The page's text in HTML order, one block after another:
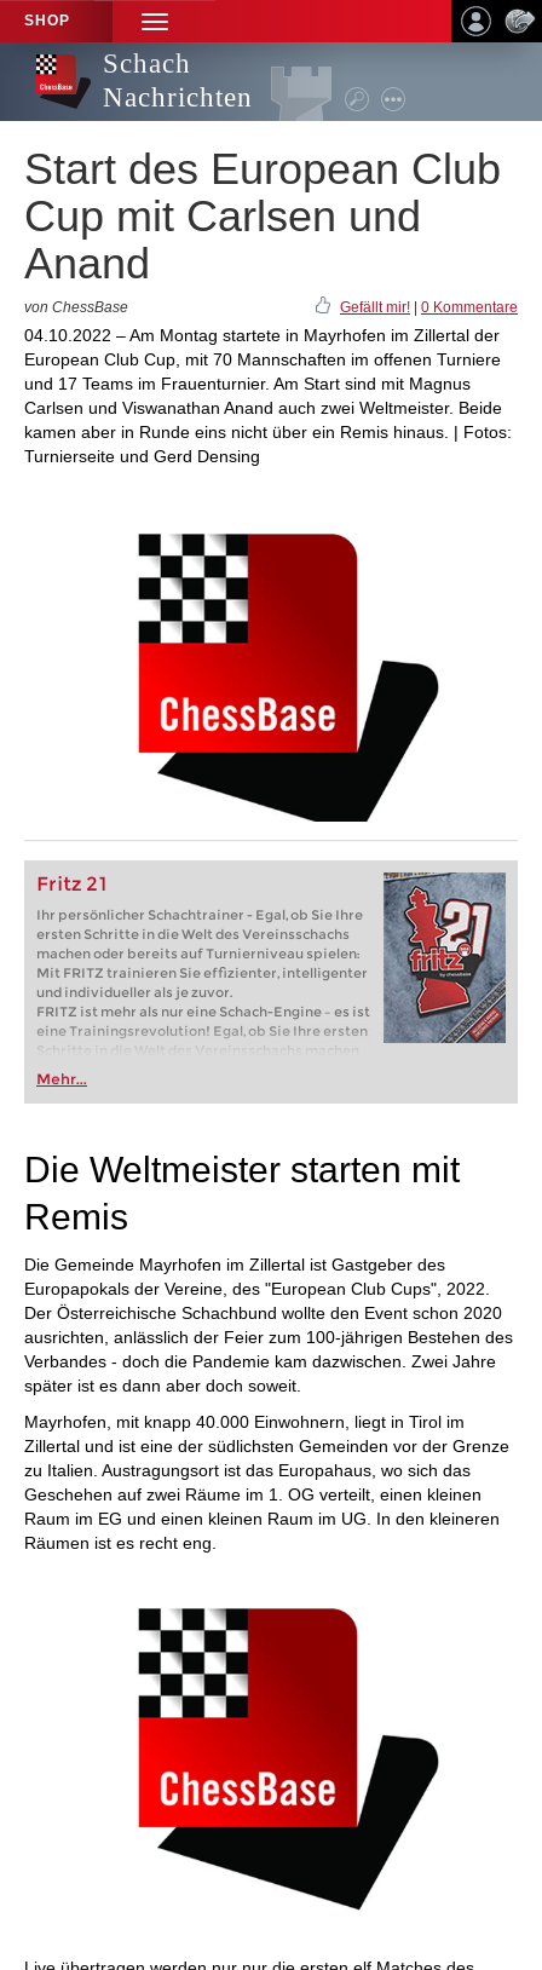
SHOP
TOGGLE
NAVIGATION
Schach
Nachrichten
Start des European Club
Cup mit Carlsen und
Anand
von ChessBase Gefällt mir! 0 Kommentare
04.10.2022 – Am Montag startete in Mayrhofen im Zillertal der
European Club Cup, mit 70 Mannschaften im offenen Turniere
und 17 Teams im Frauenturnier. Am Start sind mit Magnus
Carlsen und Viswanathan Anand auch zwei Weltmeister. Beide
kamen aber in Runde eins nicht über ein Remis hinaus. | Fotos:
Turnierseite und Gerd Densing
Fritz 21
Ihr persönlicher Schachtrainer - Egal, ob Sie Ihre
ersten Schritte in die Welt des Vereinsschachs
machen oder bereits auf Turnierniveau spielen:
Mit FRITZ trainieren Sie effizienter, intelligenter
und individueller als je zuvor.
FRITZ ist mehr als nur eine Schach-Engine – es ist
eine Trainingsrevolution! Egal, ob Sie Ihre ersten
Schritte in die Welt des Vereinsschachs machen
oder bereits auf Turnierniveau spielen: Mit
FRITZ trainieren Sie effizienter, intelligenter und
individueller als je zuvor.
Mehr...
Die Weltmeister starten mit
Remis
Die Gemeinde Mayrhofen im Zillertal ist Gastgeber des
Europapokals der Vereine, des "European Club Cups", 2022.
Der Österreichische Schachbund wollte den Event schon 2020
ausrichten, anlässlich der Feier zum 100-jährigen Bestehen des
Verbandes - doch die Pandemie kam dazwischen. Zwei Jahre
später ist es dann aber doch soweit.
Mayrhofen, mit knapp 40.000 Einwohnern, liegt in Tirol im
Zillertal und ist eine der südlichsten Gemeinden vor der Grenze
zu Italien. Austragungsort ist das Europahaus, wo sich das
Geschehen auf zwei Räume im 1. OG verteilt, einen kleinen
Raum im EG und einen kleinen Raum im UG. In den kleineren
Räumen ist es recht eng.